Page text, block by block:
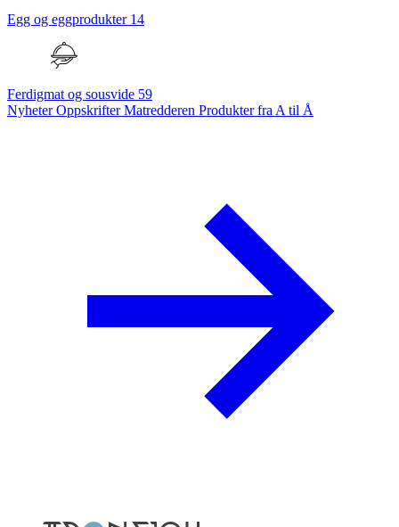
Egg og eggprodukter 14
Ferdigmat og sousvide 59
NyheterOppskrifterMatredderen Produkter fra A til Å